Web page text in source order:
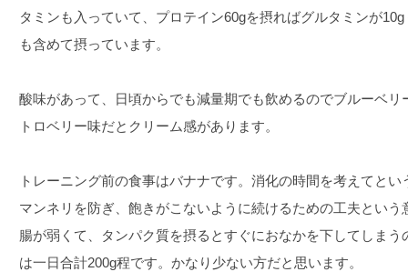
タミンも入っていて、プロテイン60gを摂ればグルタミンが
も含めて摂っています。
酸味があって、日頃からでも減量期でも飲めるのでブルーベ
トロベリー味だとクリーム感があります。
トレーニング前の食事はバナナです。消化の時間を考えてと
マンネリを防ぎ、飽きがこないように続けるための工夫という
腸が弱くて、タンパク質を摂るとすぐにおなかを下してしま
は一日合計200g程です。かなり少ない方だと思います。